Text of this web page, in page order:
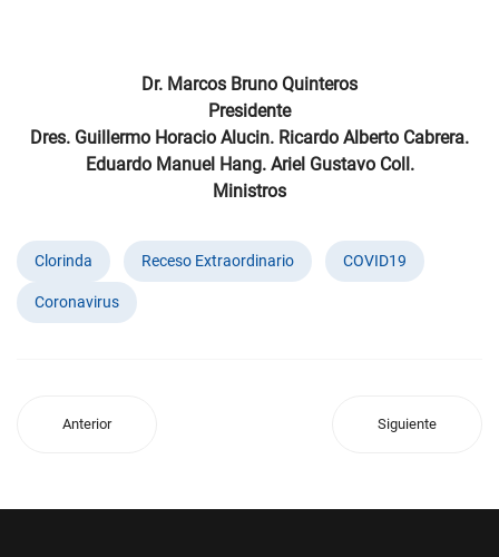
Dr. Marcos Bruno Quinteros
Presidente
Dres. Guillermo Horacio Alucin. Ricardo Alberto Cabrera.
Eduardo Manuel Hang. Ariel Gustavo Coll.
Ministros
Clorinda Receso Extraordinario COVID19
Coronavirus
Anterior Siguiente